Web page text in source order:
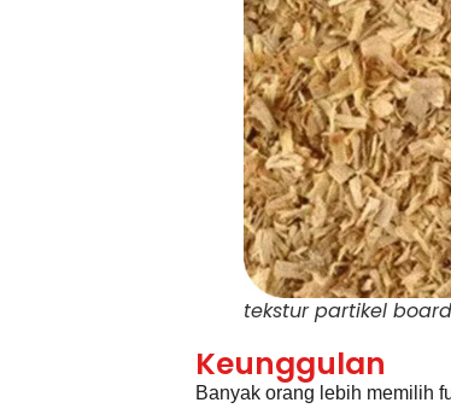
tekstur partikel board
Keunggulan
Banyak orang lebih memilih